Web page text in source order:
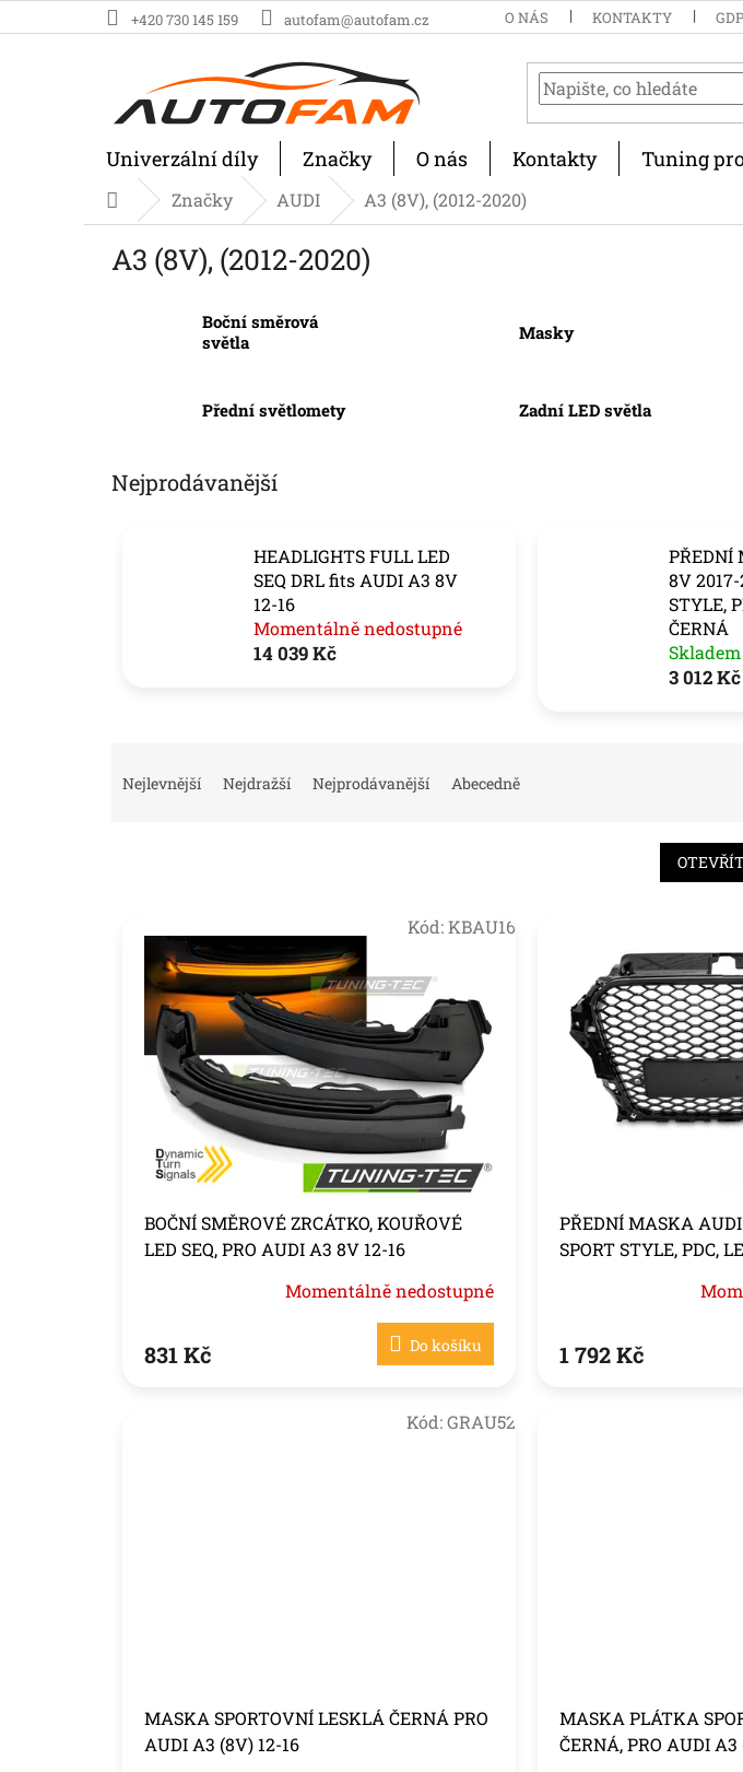
na
+420 730 145 159 autofam@autofam.cz O NÁS KONTAKTY
Univerzální díly Značky O nás Kontakty Tuning
DomůZnačky AUDI A3 (8V), (2012-2020)
A3 (8V), (2012-2020)
Boční směrová
světla
Masky
Přední světlomety Zadní LED světla
Nejprodávanější
HEADLIGHTS FULL LED
SEQ DRL fits AUDI A3 8V
12-16
Momentálně nedostupné
14 039 Kč
PŘEDNÍ
8V 2017-
STYLE,
ČERNÁ
Skladem
3 012 Kč
Nejlevnější Nejdražší Nejprodávanější Abecedně
BOČNÍ SMĚROVÉ ZRCÁTKO, KOUŘOVÉ
LED SEQ, PRO AUDI A3 8V 12-16
Momentálně nedostupné
831 Kč Do košíku
Kód:KBAU16
PŘEDNÍ MASKA
SPORT STYLE, PDC,
1 792 Kč
MASKA SPORTOVNÍ LESKLÁ ČERNÁ PRO
AUDI A3 (8V) 12-16
Kód:GRAU52
MASKA PLÁTKA
ČERNÁ, PRO AUDI